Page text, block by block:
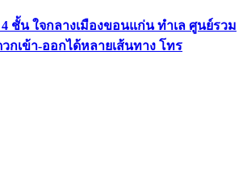
ชั้น ใจกลางเมืองขอนแก่น ทำเล ศูนย์รวม
กเข้า-ออกได้หลายเส้นทาง โทร